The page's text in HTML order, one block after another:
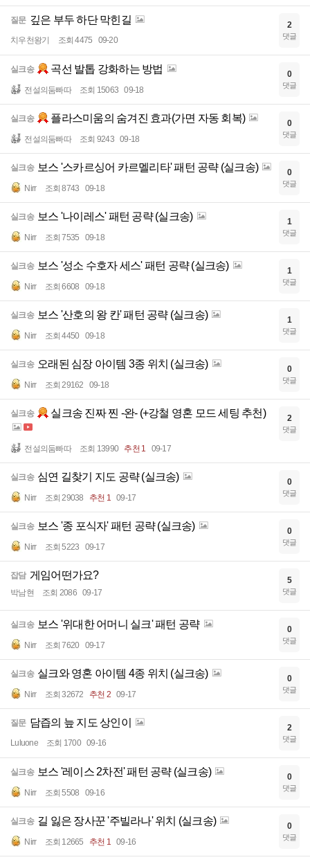
질문 깊은 부두 하단 막힌길
치우천왕기 조회 4475 09-20
2
댓글
실크송 곡선 발톱 강화하는 방법
전설의둠빠따 조회 15063 09-18
0
댓글
실크송 플라스미움의 숨겨진 효과(가면 자동 회복)
전설의둠빠따 조회 9243 09-18
0
댓글
실크송 보스 '스카르싱어 카르멜리타' 패턴 공략 (실크송)
Nirr 조회 8743 09-18
0
댓글
실크송 보스 '나이레스' 패턴 공략 (실크송)
Nirr 조회 7535 09-18
1
댓글
실크송 보스 '성소 수호자 세스' 패턴 공략 (실크송)
Nirr 조회 6608 09-18
1
댓글
실크송 보스 '산호의 왕 칸' 패턴 공략 (실크송)
Nirr 조회 4450 09-18
1
댓글
실크송 오래된 심장 아이템 3종 위치 (실크송)
Nirr 조회 29162 09-18
0
댓글
실크송 실크송 진짜 찐 -완- (+강철 영혼 모드 세팅 추천)
전설의둠빠따 조회 13990 추천 1 09-17
2
댓글
실크송 심연 길찾기 지도 공략 (실크송)
Nirr 조회 29038 추천 1 09-17
0
댓글
실크송 보스 '종 포식자' 패턴 공략 (실크송)
Nirr 조회 5223 09-17
0
댓글
잡담 게임어떤가요?
박남현 조회 2086 09-17
5
댓글
실크송 보스 '위대한 어머니 실크' 패턴 공략
Nirr 조회 7620 09-17
0
댓글
실크송 실크와 영혼 아이템 4종 위치 (실크송)
Nirr 조회 32672 추천 2 09-17
0
댓글
질문 담즙의 늪 지도 상인이
Luluone 조회 1700 09-16
2
댓글
실크송 보스 '레이스 2차전' 패턴 공략 (실크송)
Nirr 조회 5508 09-16
0
댓글
실크송 길 잃은 장사꾼 '주빌라나' 위치 (실크송)
Nirr 조회 12665 추천 1 09-16
0
댓글